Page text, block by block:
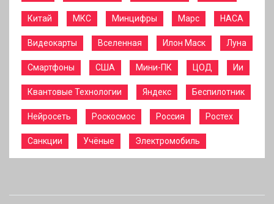
Китай МКС Минцифры Марс НАСА
Видеокарты Вселенная Илон Маск Луна
Смартфоны США Мини-ПК ЦОД Ии
Квантовые Технологии Яндекс Беспилотник
Нейросеть Роскосмос Россия Ростех
Санкции Учёные Электромобиль